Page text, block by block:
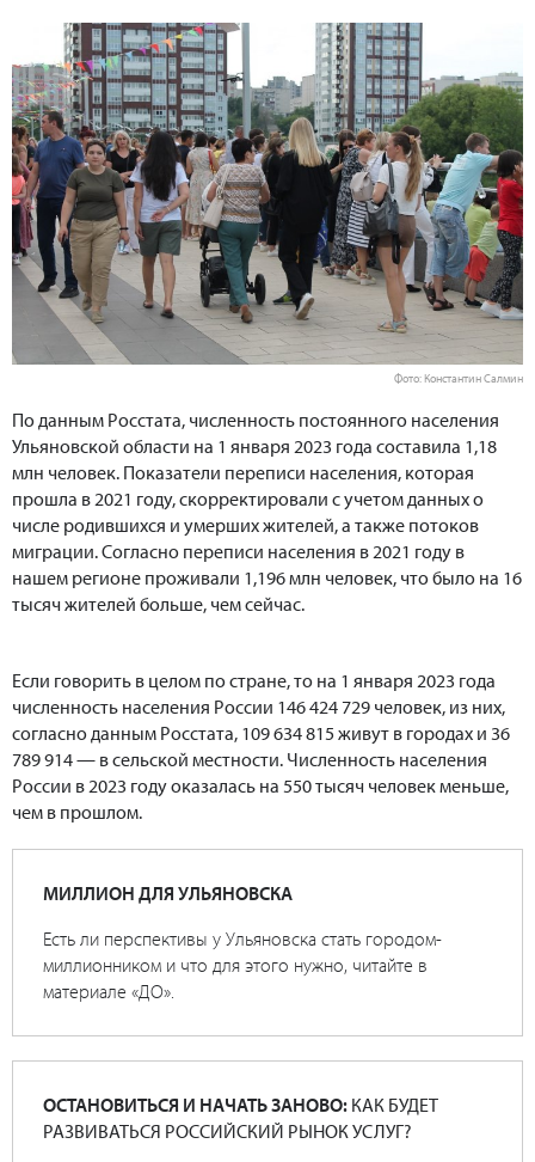
Фото: Константин Салмин
По данным Росстата, численность постоянного населения
Ульяновской области на 1 января 2023 года составила 1,18
млн человек. Показатели переписи населения, которая
прошла в 2021 году, скорректировали с учетом данных о
числе родившихся и умерших жителей, а также потоков
миграции. Согласно переписи населения в 2021 году в
нашем регионе проживали 1,196 млн человек, что было на 16
тысяч жителей больше, чем сейчас.
Если говорить в целом по стране, то на 1 января 2023 года
численность населения России 146 424 729 человек, из них,
согласно данным Росстата, 109 634 815 живут в городах и 36
789 914 — в сельской местности. Численность населения
России в 2023 году оказалась на 550 тысяч человек меньше,
чем в прошлом.
МИЛЛИОН ДЛЯ УЛЬЯНОВСКА
Есть ли перспективы у Ульяновска стать городом-
миллионником и что для этого нужно, читайте в
материале «ДО».
ОСТАНОВИТЬСЯ И НАЧАТЬ ЗАНОВО: КАК БУДЕТ
РАЗВИВАТЬСЯ РОССИЙСКИЙ РЫНОК УСЛУГ?